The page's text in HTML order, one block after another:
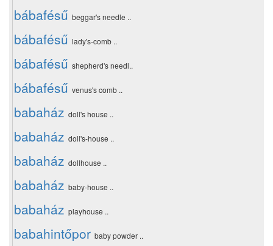
bábafésű beggar's needle ..
bábafésű lady's-comb ..
bábafésű shepherd's needl..
bábafésű venus's comb ..
babaház doll's house ..
babaház doll's-house ..
babaház dollhouse ..
babaház baby-house ..
babaház playhouse ..
babahintőpor baby powder ..